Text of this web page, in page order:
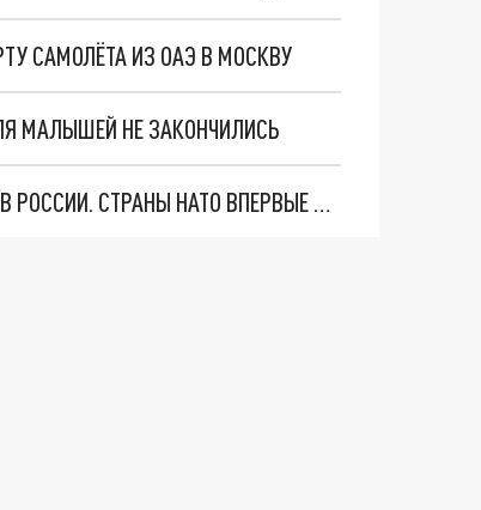
САМОЛЁТА ИЗ ОАЭ В МОСКВУ
МАЛЫШЕЙ НЕ ЗАКОНЧИЛИСЬ
"ОЧЕНЬ ПЛОХИЕ НОВОСТИ": БОЛЬШАЯ ОШИБКА PALANTIR В РОССИИ. СТРАНЫ НАТО ВПЕРВЫЕ ЗА СВО ОСТАНОВИЛИ ПОСТАВКИ ОРУЖИЯ. ВСУ ТЕРЯЮТ ПРИГРАНИЧЬЕ?